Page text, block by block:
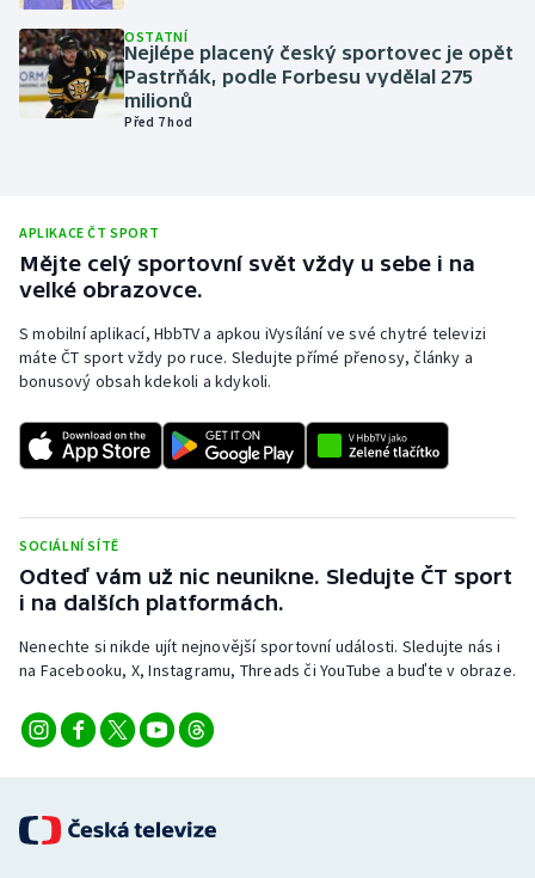
Olympijské hry
Parasport
Ragby
Rychlostní kanoistika
Short track
Stolní tenis
Triatlon
Veslování
Vodní slalom
Volejbal
Ostatní
OSTATNÍ
Nejlépe placený český sportovec je opět
Pastrňák, podle Forbesu vydělal 275
milionů
Před 7 hod
APLIKACE ČT SPORT
Mějte celý sportovní svět vždy u sebe i na
velké obrazovce.
S mobilní aplikací, HbbTV a apkou iVysílání ve své chytré televizi
máte ČT sport vždy po ruce. Sledujte přímé přenosy, články a
bonusový obsah kdekoli a kdykoli.
SOCIÁLNÍ SÍTĚ
Odteď vám už nic neunikne. Sledujte ČT sport
i na dalších platformách.
Nenechte si nikde ujít nejnovější sportovní události. Sledujte nás i
na Facebooku, X, Instagramu, Threads či YouTube a buďte v obraze.